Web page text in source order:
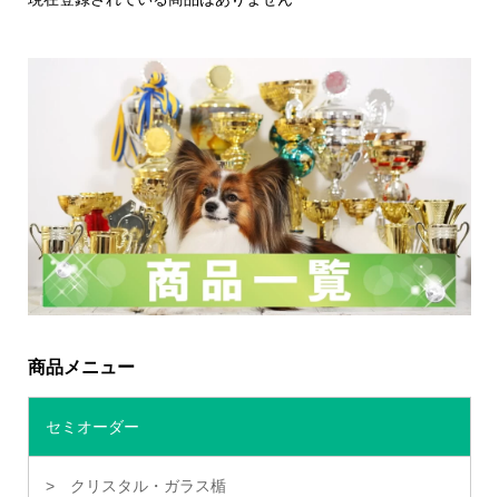
商品メニュー
セミオーダー
クリスタル・ガラス楯